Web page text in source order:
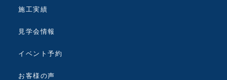
施工実績
見学会情報
イベント予約
お客様の声